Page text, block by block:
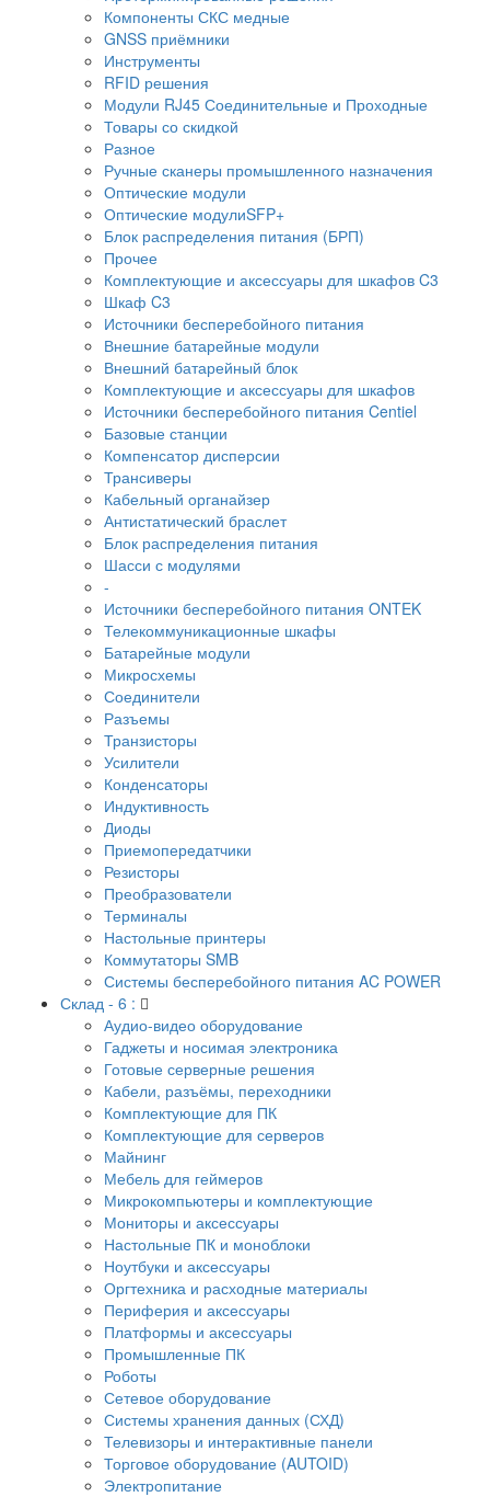
Компоненты СКС медные
GNSS приёмники
Инструменты
RFID решения
Модули RJ45 Соединительные и Проходные
Товары со скидкой
Разное
Ручные сканеры промышленного назначения
Оптические модули
Оптические модулиSFP+
Блок распределения питания (БРП)
Прочее
Комплектующие и аксессуары для шкафов C3
Шкаф C3
Источники бесперебойного питания
Внешние батарейные модули
Внешний батарейный блок
Комплектующие и аксессуары для шкафов
Источники бесперебойного питания Centiel
Базовые станции
Компенсатор дисперсии
Трансиверы
Кабельный органайзер
Антистатический браслет
Блок распределения питания
Шасси с модулями
-
Источники бесперебойного питания ONTEK
Телекоммуникационные шкафы
Батарейные модули
Микросхемы
Соединители
Разъемы
Транзисторы
Усилители
Конденсаторы
Индуктивность
Диоды
Приемопередатчики
Резисторы
Преобразователи
Терминалы
Настольные принтеры
Коммутаторы SMB
Системы бесперебойного питания AC POWER
Склад - 6 :
Аудио-видео оборудование
Гаджеты и носимая электроника
Готовые серверные решения
Кабели, разъёмы, переходники
Комплектующие для ПК
Комплектующие для серверов
Майнинг
Мебель для геймеров
Микрокомпьютеры и комплектующие
Мониторы и аксессуары
Настольные ПК и моноблоки
Ноутбуки и аксессуары
Оргтехника и расходные материалы
Периферия и аксессуары
Платформы и аксессуары
Промышленные ПК
Роботы
Сетевое оборудование
Системы хранения данных (СХД)
Телевизоры и интерактивные панели
Торговое оборудование (AUTOID)
Электропитание